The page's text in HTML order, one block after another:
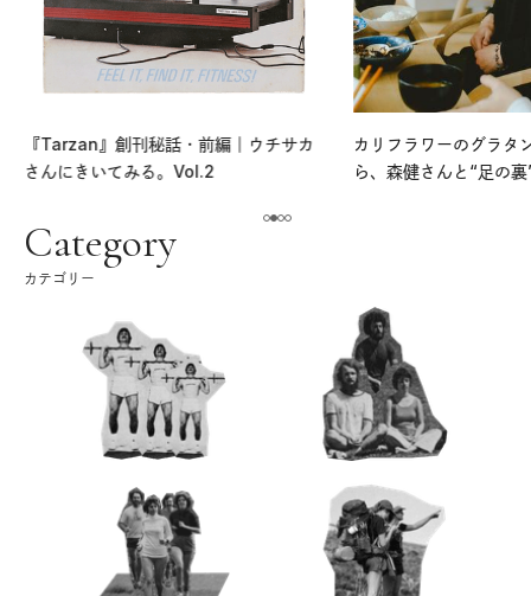
『Tarzan』創刊秘話・前編｜ウチサカ
さんにきいてみる。Vol.2
カリフラワーのグラタ
ら、森健さんと“足の
Category
カテゴリー